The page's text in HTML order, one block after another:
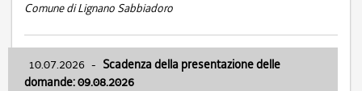
Comune di Lignano Sabbiadoro
10.07.2026 - Scadenza della presentazione delle
domande: 09.08.2026